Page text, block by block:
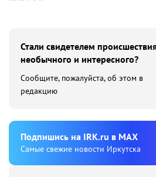
Стали свидетелем
необычного и интересного?
Сообщите, пожалуйста, об этом в
редакцию
Подпишиcь на IRK.ru в MAX
Cамые свежие новости Иркутска